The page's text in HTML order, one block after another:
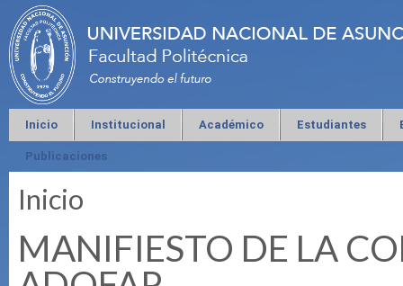
Inicio Institucional Académico Estudiantes
Publicaciones
Se encuentra usted aquí
Inicio
MANIFIESTO DE LA